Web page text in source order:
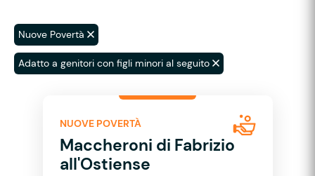
Nuove Povertà
Adatto a genitori con figli minori al seguito
NUOVE POVERTÀ
Maccheroni di Fabrizio
all'Ostiense